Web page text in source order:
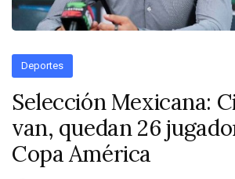
Deportes
Selección Mexicana:
van, quedan 26
Copa América